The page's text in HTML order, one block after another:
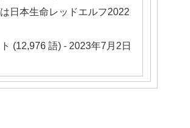
日本生命レッドエルフ2022
(12,976 語) - 2023年7月2日